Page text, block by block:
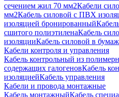
сечением жил 70 мм2Кабели
мм2Кабель силовой с ПВХ
изоляцией бронированный
сшитого полиэтиленаКабель
изоляцииКабель силовой в
Кабели контроля и управления
Кабель контрольный из
содержащих галогеновКабель
изоляциейКабель управления
Кабели и провода монтажные
Кабель монтажныйКабель